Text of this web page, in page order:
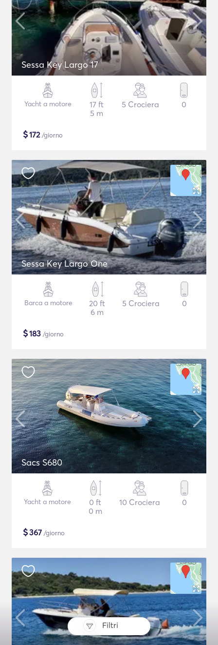
Filtri
Sessa Key Largo 17
Yacht a motore
17 ft
5 m
5 Crociera 0
$172/giorno
Sessa Key Largo One
Barca a motore
20 ft
6 m
5 Crociera 0
$183 /giorno
Sacs S680
Yacht a motore
0 ft
0 m
10 Crociera 0
$367 /giorno